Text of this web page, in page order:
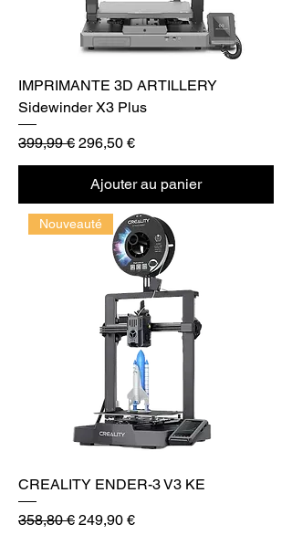
IMPRIMANTE 3D ARTILLERY
Sidewinder X3 Plus
Prix original
399,99 € Prix promotionnel
296,50 €
Ajouter au panier
Nouveauté
CREALITY ENDER-3 V3 KE
Prix original
358,80 € Prix promotionnel
249,90 €